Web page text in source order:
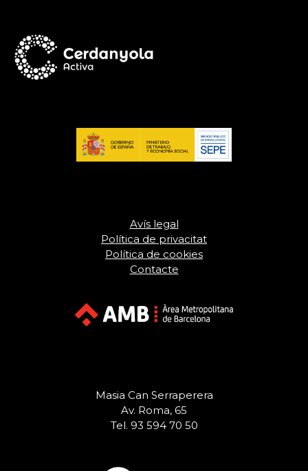
Avís legal
Política de privacitat
Política de cookies
Contacte
Masia Can Serraperera
Av. Roma, 65
Tel. 93 594 70 50